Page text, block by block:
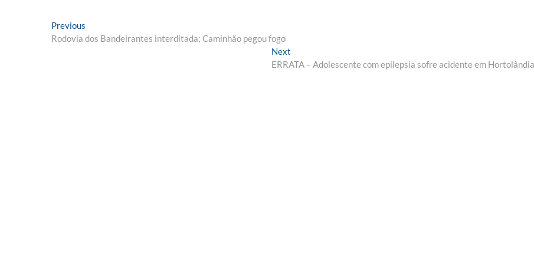
Navegação
de
Previous
post:
Rodovia dos Bandeirantes interditada; Caminhão pegou fogo
Next
post:
ERRATA – Adolescente com epilepsia sofre acidente em Hortolândia